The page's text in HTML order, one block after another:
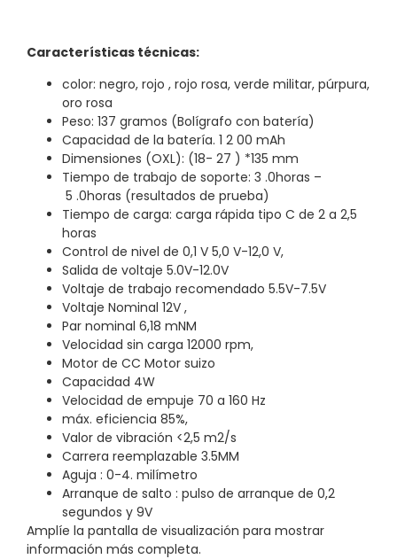
Características técnicas:
color: negro, rojo , rojo rosa, verde militar, púrpura,
oro rosa
Peso: 137 gramos (Bolígrafo con batería)
Capacidad de la batería. 1 2 00 mAh
Dimensiones (OXL): (18- 27 ) *135 mm
Tiempo de trabajo de soporte: 3 .0horas –
5 .0horas (resultados de prueba)
Tiempo de carga: carga rápida tipo C de 2 a 2,5
horas
Control de nivel de 0,1 V 5,0 V-12,0 V,
Salida de voltaje 5.0V-12.0V
Voltaje de trabajo recomendado 5.5V-7.5V
Voltaje Nominal 12V ,
Par nominal 6,18 mNM
Velocidad sin carga 12000 rpm,
Motor de CC Motor suizo
Capacidad 4W
Velocidad de empuje 70 a 160 Hz
máx. eficiencia 85%,
Valor de vibración <2,5 m2/s
Carrera reemplazable 3.5MM
Aguja : 0-4. milímetro
Arranque de salto : pulso de arranque de 0,2
segundos y 9V
Amplíe la pantalla de visualización para mostrar
información más completa.